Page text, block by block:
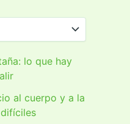
lo que hay
al cuerpo y a la